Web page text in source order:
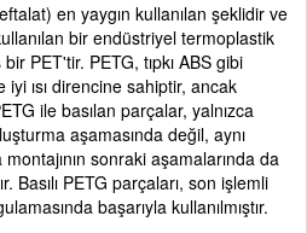
en yaygın kullanılan şeklidir ve
bir endüstriyel termoplastik
PET'tir. PETG, tıpkı ABS gibi
iyi ısı direncine sahiptir, ancak
ile basılan parçalar, yalnızca
aşamasında değil, aynı
sonraki aşamalarında da
Basılı PETG parçaları, son işlemli
başarıyla kullanılmıştır.